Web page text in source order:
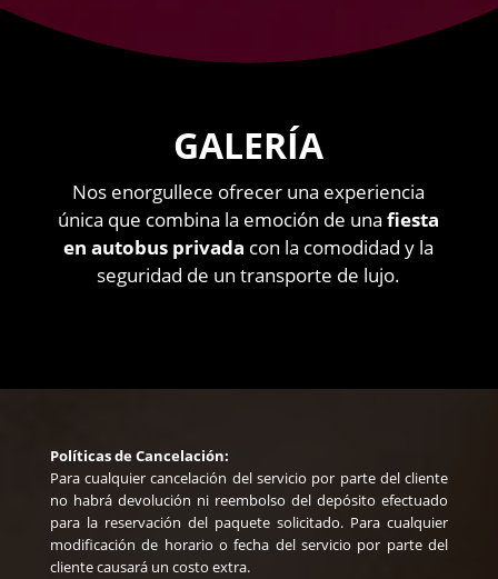
GALERÍA
Nos enorgullece ofrecer una experiencia
única que combina la emoción de unafiesta
en autobus privada con la comodidad y la
seguridad de un transporte de lujo.
Políticas de Cancelación:
Para cualquier cancelación del servicio por parte del cliente
no habrá devolución ni reembolso del depósito efectuado
para la reservación del paquete solicitado. Para cualquier
modificación de horario o fecha del servicio por parte del
cliente causará un costo extra.